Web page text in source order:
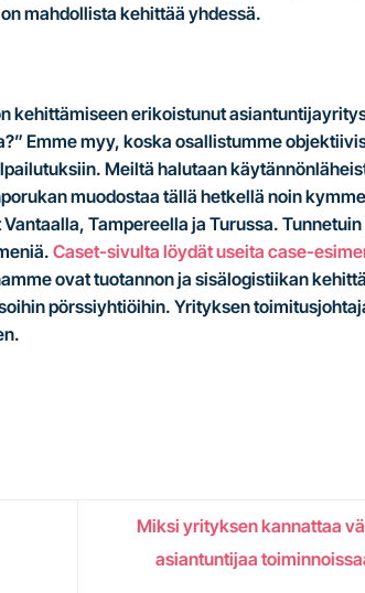
mahdollista kehittää yhdessä.
kehittämiseen erikoistunut
Emme myy, koska osallistumme
Meiltä halutaan
muodostaa tällä hetkellä noin
Tampereella ja Turussa.
Caset-sivulta löydät useita case-
ovat tuotannon ja sisälogistiikan
pörssiyhtiöihin. Yrityksen
Miksi yrityksen kannattaa
asiantuntijaa